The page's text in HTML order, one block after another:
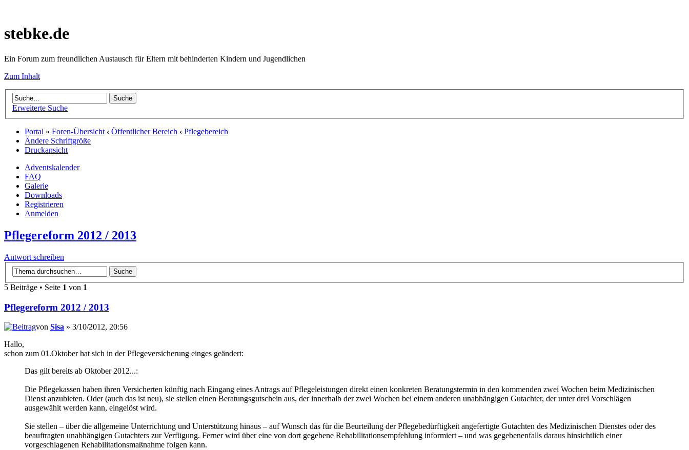
stebke.de
Ein Forum zum freundlichen Austausch für Eltern mit behinderten Kindern und Jugendlichen
Zum Inhalt
Erweiterte Suche
Portal » Foren-Übersicht ‹ Öffentlicher Bereich ‹ Pflegebereich
Ändere Schriftgröße
Druckansicht
Adventskalender
FAQ
Galerie
Downloads
Registrieren
Anmelden
Pflegereform 2012 / 2013
Antwort schreiben
5 Beiträge • Seite 1 von 1
Pflegereform 2012 / 2013
von Sisa » 3/10/2012, 20:56
Hallo,
schon zum 01.Oktober hat sich in der Pflegeversicherung einges geändert:
Das gilt bereits ab Oktober 2012...:
Die Pflegekassen haben ihren Versicherten künftig nach Eingang eines Antrags auf Pflegeleistungen direkt einen konkreten Beratungstermin in den kommenden zwei Wochen beim Medizinischen
Dienst anzubieten. Oder (auch das ist neu), sie stellen einen Beratungsgutschein aus, der innerhalb der zwei Wochen bei einem anderen unabhängigen Gutachter, der unter drei Vorschlägen
ausgewählt werden kann, eingelöst wird.
Sie stellen – über die allgemeine Unterrichtung und Unterstützung hinaus – auf Wunsch das für die Beurteilung der Pflegebedürftigkeit angefertigte Gutachten des Medizinischen Dienstes oder des
beauftragten unabhängigen Gutachters zur Verfügung. Ferner wird über eine von dort gegebene Rehabilitationsempfehlung informiert – und was gegebenenfalls daraus hinsichtlich einer
vorgeschlagenen Rehabilitationsmaßnahme folgen kann.